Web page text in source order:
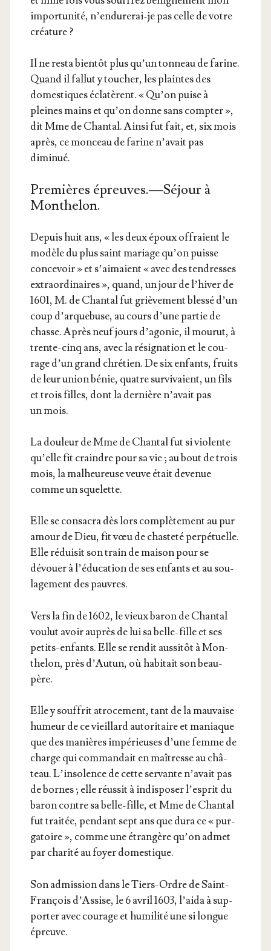
impor­tu­ni­té, n’en­du­re­rai-je pas celle de votre
créature ?
Il ne res­ta bien­tôt plus qu’un ton­neau de farine.
Quand il fal­lut y tou­cher, les plaintes des
domes­tiques écla­tèrent. « Qu’on puise à
pleines mains et qu’on donne sans comp­ter »,
dit Mme de Chan­tal. Ain­si fut fait, et, six mois
après, ce mon­ceau de farine n’a­vait pas
diminué.
Premières épreuves. — Séjour à
Monthelon.
Depuis huit ans, « les deux époux offraient le
modèle du plus saint mariage qu’on puisse
conce­voir » et s’ai­maient « avec des ten­dresses
extra­or­di­naires », quand, un jour de l’hi­ver de
1601, M. de Chan­tal fut griè­ve­ment bles­sé d’un
coup d’ar­que­buse, au cours d’une par­tie de
chasse. Après neuf jours d’a­go­nie, il mou­rut, à
trente-cinq ans, avec la rési­gna­tion et le cou­
rage d’un grand chré­tien. De six enfants, fruits
de leur union bénie, quatre sur­vi­vaient, un fils
et trois filles, dont la der­nière n’a­vait pas
un mois.
La dou­leur de Mme de Chan­tal fut si vio­lente
qu’elle fit craindre pour sa vie ; au bout de trois
mois, la mal­heu­reuse veuve était deve­nue
comme un squelette.
Elle se consa­cra dès lors com­plè­te­ment au pur
amour de Dieu, fit vœu de chas­te­té per­pé­tuelle.
Elle rédui­sit son train de mai­son pour se
dévouer à l’é­du­ca­tion de ses enfants et au sou­
la­ge­ment des pauvres.
Vers la fin de 1602, le vieux baron de Chan­tal
vou­lut avoir auprès de lui sa belle-fille et ses
petits-enfants. Elle se ren­dit aus­si­tôt à Mon­
the­lon, près d’Au­tun, où habi­tait son beau-
père.
Elle y souf­frit atro­ce­ment, tant de la mau­vaise
humeur de ce vieillard auto­ri­taire et maniaque
que des manières impé­rieuses d’une femme de
charge qui com­man­dait en maî­tresse au châ­
teau. L’in­so­lence de cette ser­vante n’a­vait pas
de bornes ; elle réus­sit à indis­po­ser l’es­prit du
baron contre sa belle-fille, et Mme de Chan­tal
fut trai­tée, pen­dant sept ans que dura ce « pur­
ga­toire », comme une étran­gère qu’on admet
par cha­ri­té au foyer domestique.
Son admis­sion dans le Tiers-Ordre de Saint-
Fran­çois d’As­sise, le 6 avril 1603, l’ai­da à sup­
por­ter avec cou­rage et humi­li­té une si longue
épreuve.